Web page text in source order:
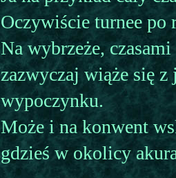
Oczywiście turnee po
Na wybrzeże,
zazwyczaj wiąże się
wypoczynku.
Może i na konwent
gdzieś w okolicy